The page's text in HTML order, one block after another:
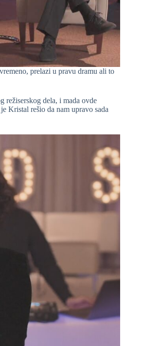
prelazi u pravu dramu ali to
režiserskog dela, i mada ovde
Kristal rešio da nam upravo sada